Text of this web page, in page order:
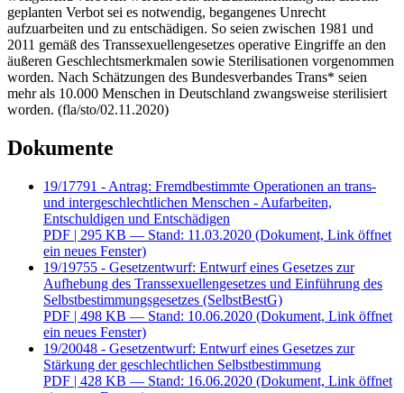
geplanten Verbot sei es notwendig, begangenes Unrecht
aufzuarbeiten und zu entschädigen. So seien zwischen 1981 und
2011 gemäß des Transsexuellengesetzes operative Eingriffe an den
äußeren Geschlechtsmerkmalen sowie Sterilisationen vorgenommen
worden. Nach Schätzungen des Bundesverbandes Trans* seien
mehr als 10.000 Menschen in Deutschland zwangsweise sterilisiert
worden. (fla/sto/02.11.2020)
Dokumente
19/17791 - Antrag: Fremdbestimmte Operationen an trans-
und intergeschlechtlichen Menschen - Aufarbeiten,
Entschuldigen und Entschädigen
PDF | 295 KB — Stand: 11.03.2020 (Dokument, Link öffnet
ein neues Fenster)
19/19755 - Gesetzentwurf: Entwurf eines Gesetzes zur
Aufhebung des Transsexuellengesetzes und Einführung des
Selbstbestimmungsgesetzes (SelbstBestG)
PDF | 498 KB — Stand: 10.06.2020 (Dokument, Link öffnet
ein neues Fenster)
19/20048 - Gesetzentwurf: Entwurf eines Gesetzes zur
Stärkung der geschlechtlichen Selbstbestimmung
PDF | 428 KB — Stand: 16.06.2020 (Dokument, Link öffnet